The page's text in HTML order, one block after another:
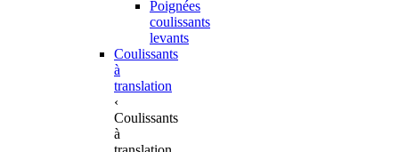
Poignées
coulissants
levants
Coulissants
à
translation
‹
Coulissants
à